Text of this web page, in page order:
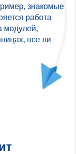
знакомые
работа
модулей,
все ли